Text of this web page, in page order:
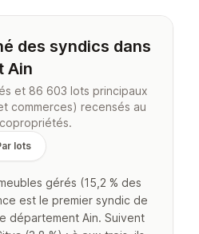
des syndics dans
Ain
et 86 603 lots principaux
commerces) recensés au
lots
gérés (15,2 % des
est le premier syndic de
département Ain. Suivent